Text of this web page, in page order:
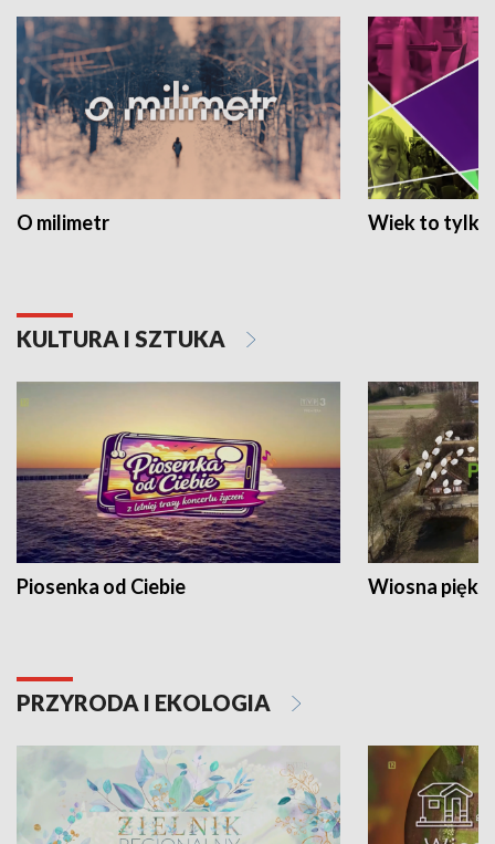
O milimetr Wiek to tylko
KULTURA I SZTUKA
Piosenka od Ciebie Wiosna
PRZYRODA I EKOLOGIA